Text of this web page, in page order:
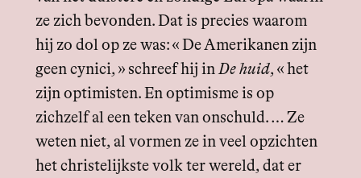
ze zich bevonden. Dat is precies waarom
hij zo dol op ze was: « De Amerikanen zijn
geen cynici, » schreef hij inDe huid, « het
zijn optimisten. En optimisme is op
zichzelf al een teken van onschuld. … Ze
weten niet, al vormen ze in veel opzichten
het christelijkste volk ter wereld, dat er